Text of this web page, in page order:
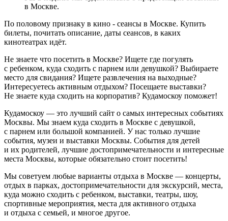
в Москве.
По половому признаку в кино - сеансы в Москве. Купить
билеты, почитать описание, даты сеансов, в каких
кинотеатрах идёт.
Не знаете что посетить в Москве? Ищете где погулять
с ребенком, куда сходить с парнем или девушкой? Выбираете
место для свидания? Ищете развлечения на выходные?
Интересуетесь активным отдыхом? Посещаете выставки?
Не знаете куда сходить на корпоратив? Кудамоскоу поможет!
Кудамоскоу — это лучший сайт о самых интересных событиях
Москвы. Мы знаем куда сходить в Москве с девушкой,
с парнем или большой компанией. У нас только лучшие
события, музеи и выставки Москвы. События для детей
и их родителей, лучшие достопримечательности и интересные
места Москвы, которые обязательно стоит посетить!
Мы советуем любые варианты отдыха в Москве — концерты,
отдых в парках, достопримечательности для экскурсий, места,
куда можно сходить с ребенком, выставки, театры, шоу,
спортивные мероприятия, места для активного отдыха
и отдыха с семьей, и многое другое.